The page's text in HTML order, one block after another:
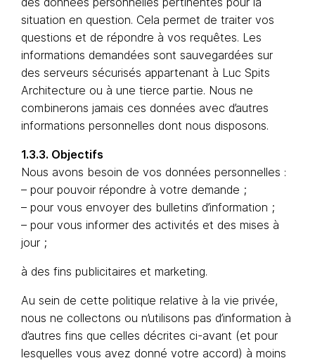
situation en question. Cela permet de traiter vos
questions et de répondre à vos requêtes. Les
informations demandées sont sauvegardées sur
des serveurs sécurisés appartenant à Luc Spits
Architecture ou à une tierce partie. Nous ne
combinerons jamais ces données avec d’autres
informations personnelles dont nous disposons.
1.3.3. Objectifs
Nous avons besoin de vos données personnelles :
– pour pouvoir répondre à votre demande ;
– pour vous envoyer des bulletins d’information ;
– pour vous informer des activités et des mises à
jour ;
à des fins publicitaires et marketing.
Au sein de cette politique relative à la vie privée,
nous ne collectons ou n’utilisons pas d’information à
d’autres fins que celles décrites ci-avant (et pour
lesquelles vous avez donné votre accord) à moins